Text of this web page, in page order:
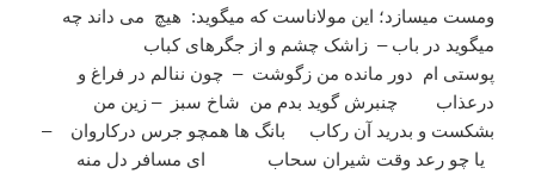
ومست میسازد؛ این مولاناست که میگوید: هیچ می داند چه
میگوید در باب – زاشک چشم و از جگرهای کباب
پوستی ام دور مانده من زگوشت – چون ننالم در فراغ و
درعذاب چنبرش گوید بدم من شاخ سبز – زین من
بشکست و بدرید آن رکاب بانگ ها همچو جرس درکاروان –
یا چو رعد وقت شیران سحاب ای مسافر دل منه